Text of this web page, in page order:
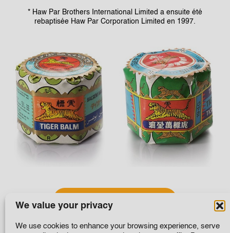
We value your privacy
We use cookies to enhance your browsing experience, serve
* Haw Par Brothers International Limited a ensuite été
rebaptisée Haw Par Corporation Limited en 1997.
La marque à travers le monde